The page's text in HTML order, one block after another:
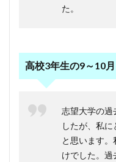
た。
高校3年生の9～10月
志望大学の過
したが、私
と思います
けでした。過